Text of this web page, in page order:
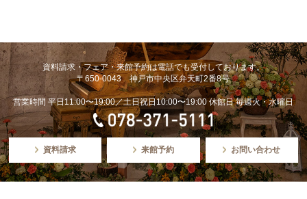
資料請求・フェア・来館予約は電話でも受付しております。
〒650-0043 神戸市中央区弁天町2番8号
営業時間 平日11:00〜19:00／土日祝日10:00〜19:00 休館日 毎週火・水曜日
資料請求 来館予約 お問い合わせ